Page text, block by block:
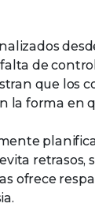
de
que los
la forma en
retrasos,
ofrece